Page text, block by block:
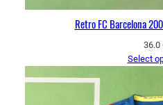
Retro FC Barcelona
36.0
Select